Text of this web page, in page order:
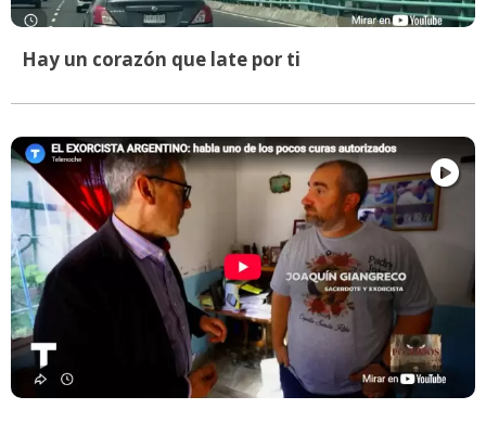
Hay un corazón que late por ti